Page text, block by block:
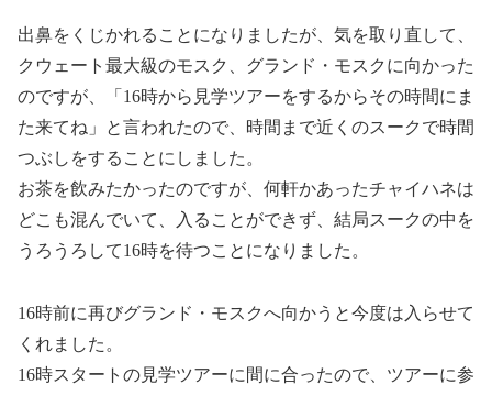
出鼻をくじかれることになりましたが、気を取り直して、
クウェート最大級のモスク、グランド・モスクに向かった
のですが、「16時から見学ツアーをするからその時間にま
た来てね」と言われたので、時間まで近くのスークで時間
つぶしをすることにしました。
お茶を飲みたかったのですが、何軒かあったチャイハネは
どこも混んでいて、入ることができず、結局スークの中を
うろうろして16時を待つことになりました。
16時前に再びグランド・モスクへ向かうと今度は入らせて
くれました。
16時スタートの見学ツアーに間に合ったので、ツアーに参